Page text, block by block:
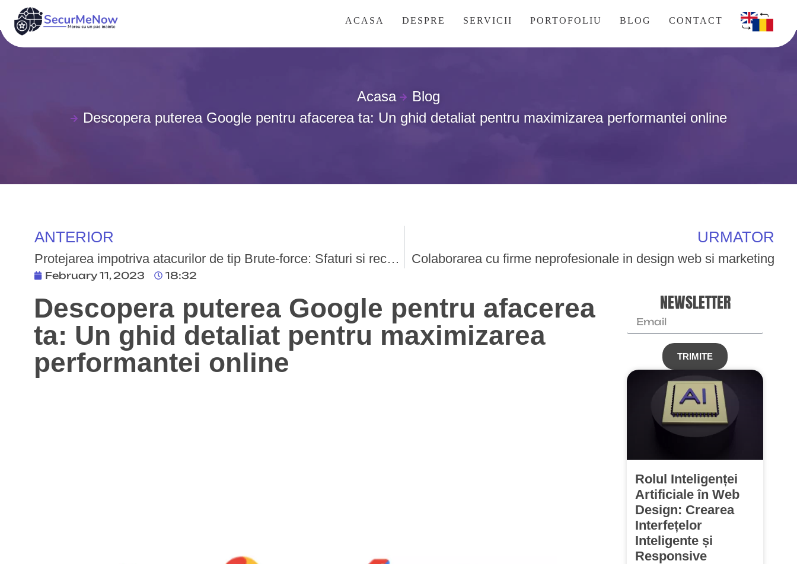
CONTACT
BLOG
PORTOFOLIU
SERVICII
DESPRE
ACASA
Acasa
Blog
Descopera puterea Google pentru afacerea ta: Un ghid detaliat pentru maximizarea performantei online
ANTERIOR
Protejarea impotriva atacurilor de tip Brute-force: Sfaturi si recomandari
URMATOR
Colaborarea cu firme neprofesionale in design web si marketing
February 11, 2023 18:32
Descopera puterea Google pentru afacerea
ta: Un ghid detaliat pentru maximizarea
performantei online
NEWSLETTER
TRIMITE
Rolul Inteligenței
Artificiale în Web
Design: Crearea
Interfețelor
Inteligente și
Responsive